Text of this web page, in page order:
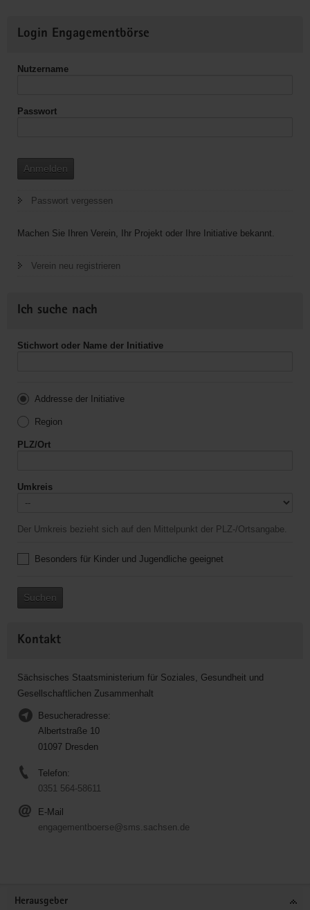
Informationen
Login Engagementbörse
Nutzername
Passwort
Anmelden
Passwort vergessen
Machen Sie Ihren Verein, Ihr Projekt oder Ihre Initiative bekannt.
Verein neu registrieren
Ich suche nach
Stichwort oder Name der Initiative
Addresse der Initiative
Region
PLZ/Ort
Umkreis
Der Umkreis bezieht sich auf den Mittelpunkt der PLZ-/Ortsangabe.
Besonders für Kinder und Jugendliche geeignet
Suchen
Kontakt
Sächsisches Staatsministerium für Soziales, Gesundheit und
Gesellschaftlichen Zusammenhalt
Besucheradresse:
Albertstraße 10
01097 Dresden
Telefon:
0351 564-58611
E-Mail
engagementboerse@sms.sachsen.de
Herausgeber